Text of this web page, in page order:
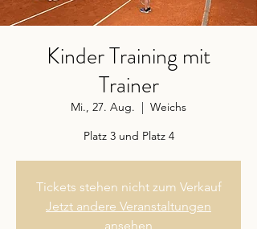
Kinder Training mit
Trainer
Mi., 27. Aug.
  |
Weichs
Platz 3 und Platz 4
Tickets stehen nicht zum Verkauf
Jetzt andere Veranstaltungen
ansehen